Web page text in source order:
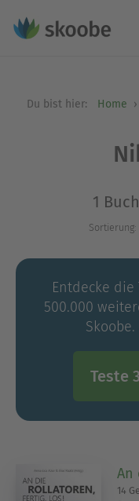
Du bist hier: Home
1
Entdecke
500.000
Teste
An
14